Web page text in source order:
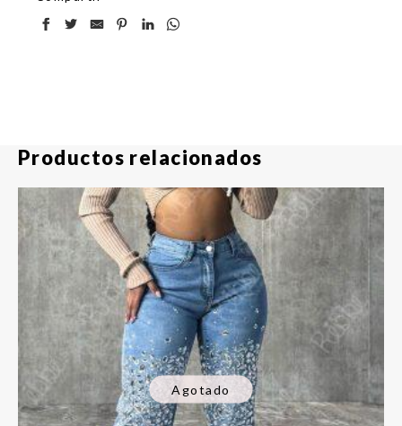
Productos relacionados
Agotado